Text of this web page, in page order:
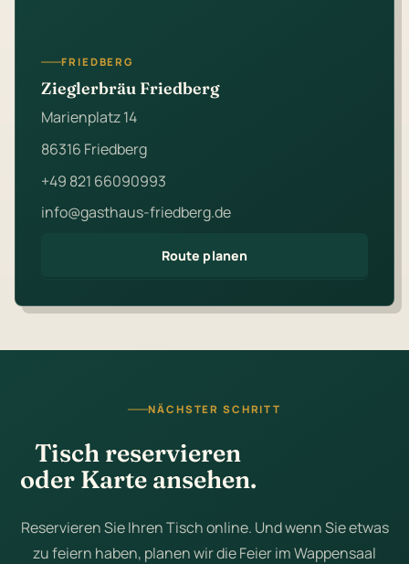
FRIEDBERG
Zieglerbräu Friedberg
Marienplatz 14
86316 Friedberg
+49 821 66090993
info@gasthaus-friedberg.de
Route planen
NÄCHSTER SCHRITT
Tisch reservieren
oder Karte ansehen.
Reservieren Sie Ihren Tisch online. Und wenn Sie etwas
zu feiern haben, planen wir die Feier im Wappensaal